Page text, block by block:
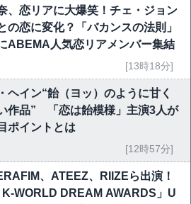
、恋リアに大爆笑！チェ・ジョン
の恋に変化？「バカンスの法則」
ABEMA人気恋リアメンバー集結
[13時18分]
ヘイン“飴（ヨッ）のように甘く
作品” 「恋は飴模様」主演3人が
ポイントとは
[12時57分]
、ATEEZ、RIIZEら出演！
K-WORLD DREAM AWARDS」U